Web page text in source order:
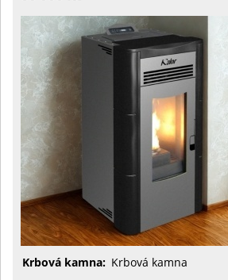
Krbová kamna: Krbová kamna